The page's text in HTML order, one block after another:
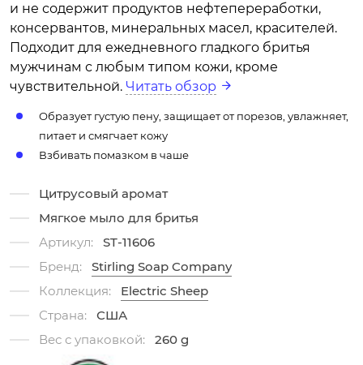
и не содержит продуктов нефтепереработки,
консервантов, минеральных масел, красителей.
Подходит для ежедневного гладкого бритья
мужчинам с любым типом кожи, кроме
чувствительной. Читать обзор
Образует густую пену, защищает от порезов, увлажняет,
питает и смягчает кожу
Взбивать помазком в чаше
Цитрусовый аромат
Мягкое мыло для бритья
Артикул:
ST-11606
Бренд:
Stirling Soap Company
Коллекция:
Electric Sheep
Страна:
США
Вес с упаковкой:
260 g